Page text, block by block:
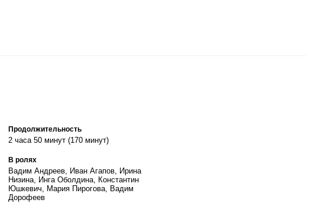
Продолжительность
2 часа 50 минут (170 минут)
В ролях
Вадим Андреев, Иван Агапов, Ирина
Низина, Инга Оболдина, Константин
Юшкевич, Мария Пирогова, Вадим
Дорофеев